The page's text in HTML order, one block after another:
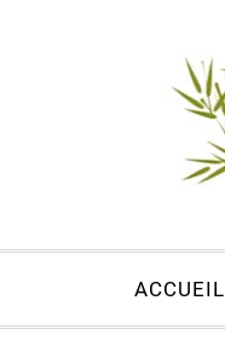
ACCUEIL